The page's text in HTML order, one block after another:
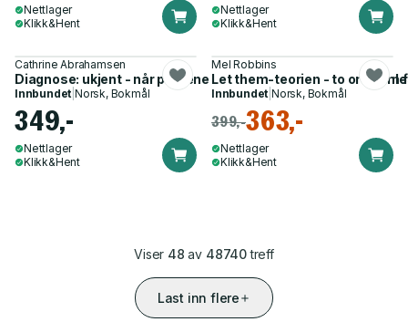
Nettlager
Klikk&Hent
Nettlager
Klikk&Hent
Cathrine Abrahamsen
Diagnose: ukjent - når prøvene er normale, men ingenting
Innbundet |Norsk, Bokmål
349,-
Nettlager
Klikk&Hent
Mel Robbins
Let them-teorien - to ord som
Innbundet |Norsk, Bokmål
399,-363,-
Nettlager
Klikk&Hent
Viser 48 av 48740treff
Last inn flere